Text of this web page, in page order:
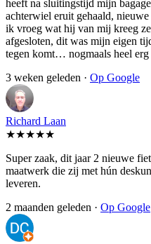
heeft na sluitingstijd mijn
achterwiel eruit gehaald,
ik vroeg wat hij van mij kreeg
afgesloten, dit was mijn eigen
tegen komt… nogmaals heel
3 weken geleden · Op Google
Richard Laan
★★★★★
Super zaak, dit jaar 2 nieuwe
maatwerk die zij met hún
leveren.
2 maanden geleden · Op Google